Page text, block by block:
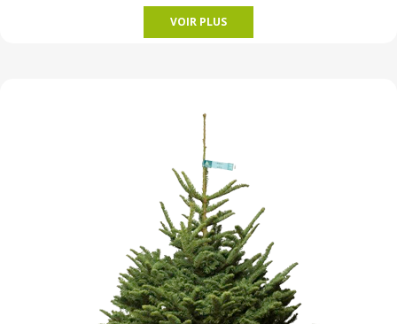
VOIR PLUS